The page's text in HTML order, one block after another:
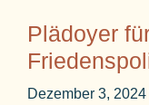
Plädoyer
Dezember 3, 2024